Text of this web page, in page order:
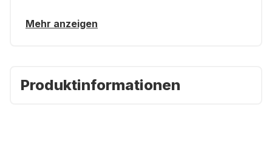
Mehr anzeigen
Produktinformationen